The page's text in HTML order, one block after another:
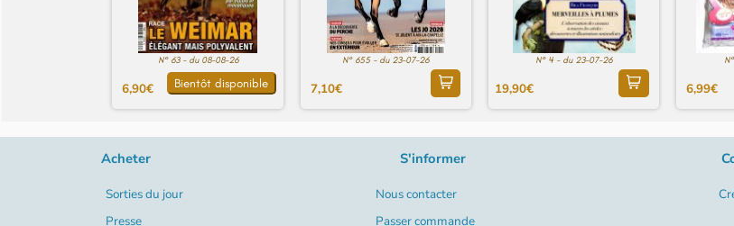
N° 63 - du 08-08-26
6,90€ Bientôt disponible
N° 655 - du 23-07-26
7,10€
N° 4 - du 23-07-26
19,90€ 6,99€
Acheter
Sorties du jour
Presse
S'informer
Nous contacter
Passer commande